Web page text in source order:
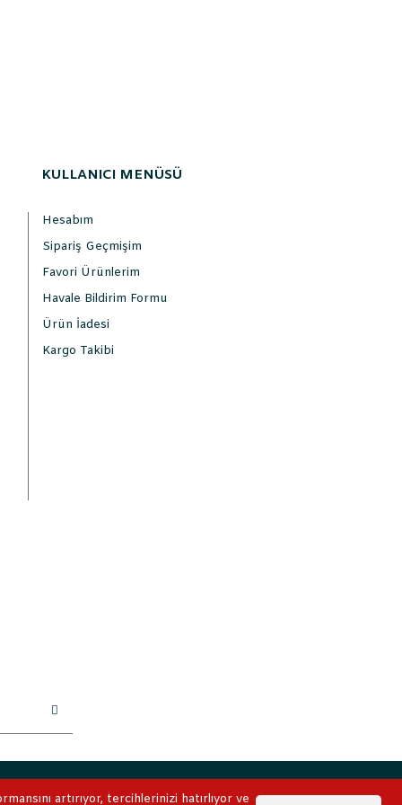
artırıyor, tercihlerinizi hatırlıyor ve
KULLANICI MENÜSÜ
Hesabım
Sipariş Geçmişim
Favori Ürünlerim
Havale Bildirim Formu
Ürün İadesi
Kargo Takibi